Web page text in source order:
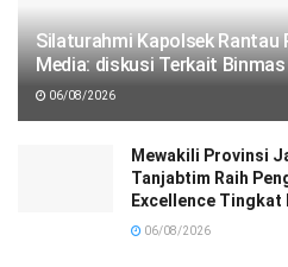
Silaturahmi Kapolsek Rantau
Media: diskusi Terkait
06/08/2026
Mewakili Provinsi
Tanjabtim Raih
Excellence Tingkat
06/08/2026